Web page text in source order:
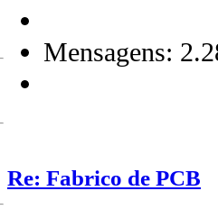
Mensagens:
Re: Fabrico de PCB